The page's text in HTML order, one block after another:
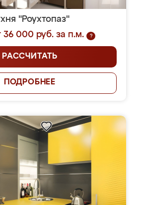
"Роухтопаз"
36 000 руб. за п.м.
?
РАССЧИТАТЬ
ПОДРОБНЕЕ